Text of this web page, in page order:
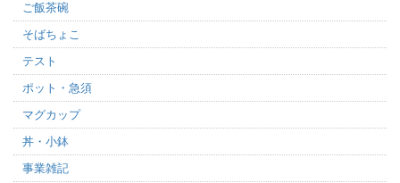
ご飯茶碗
そばちょこ
テスト
ポット・急須
マグカップ
丼・小鉢
事業雑記